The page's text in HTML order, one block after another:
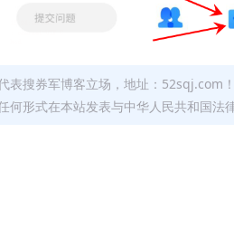
表搜券军博客立场，地址：52sqj.com
形式在本站发表与中华人民共和国法